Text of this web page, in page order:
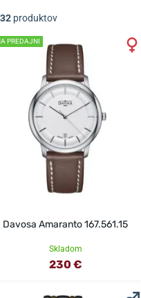
32 produktov
PREDAJNI
Davosa Amaranto 167.561.15
Skladom
230 €